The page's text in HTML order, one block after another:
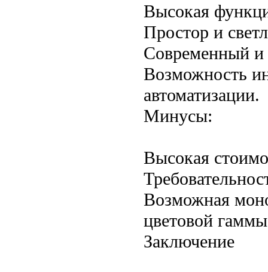
Высокая
Простор и
Современный
Возможность
автоматизации.
Минусы:
Высокая
Возможная
цветовой
Заключение